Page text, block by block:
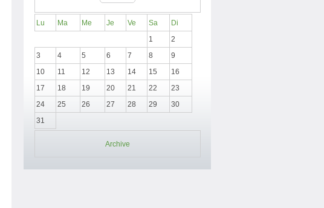
Lu Ma Me Je Ve Sa
Di
1
2
3
4 5 6 7 8
9
10
11 12 13 14 15
16
17
18 19 20 21 22
23
24
25 26 27 28 29
30
31
Archive